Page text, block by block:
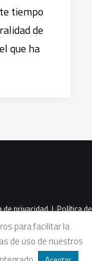
tiempo
de
que ha
de privacidad|Política de
para facilitar la
de uso de nuestros